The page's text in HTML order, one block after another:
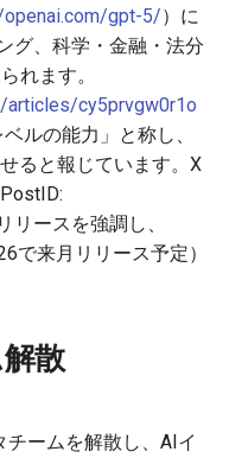
2026-05-08
2026-05-07
2026-05-06
2026-05-05
2026-05-04
2026-05-01
2025-10-23
2025-10-22
2025-10-21
2025-10-20
2025-10-19
2025-10-16
2026-05-05
2026-05-04
2026-05-03
2026-05-02
2026-05-01
2026-04-28
2025-10-23
2025-10-22
2025-10-21
2025-10-20
2025-10-19
2025-10-16
2026-05-04
2026-05-03
2026-05-02
2026-05-01
2026-04-30
2026-04-27
2025-10-23
2025-10-22
2025-10-21
2025-10-20
2025-10-19
2025-10-16
openai.com/gpt-5/）に
グ、科学・金融・法分
れます。
articles/cy5prvgw0r1o
ルの能力」と称し、
ると報じています。X
ースを強調し、
で来月リリース予定）
散
ームを解散し、AIイ